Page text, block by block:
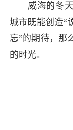
威海的冬天
城市既能创造“
忘”的期待，那
的时光。